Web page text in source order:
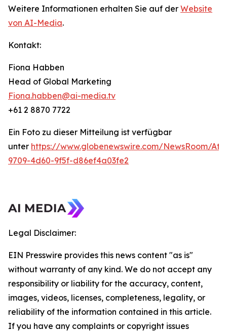
Weitere Informationen erhalten Sie auf der Website
von AI-Media.
Kontakt:
Fiona Habben
Head of Global Marketing
Fiona.habben@ai-media.tv
+61 2 8870 7722
Ein Foto zu dieser Mitteilung ist verfügbar
unter https://www.globenewswire.com/NewsRoom/
9709-4d60-9f5f-d86ef4a03fe2
Legal Disclaimer:
EIN Presswire provides this news content "as is"
without warranty of any kind. We do not accept any
responsibility or liability for the accuracy, content,
images, videos, licenses, completeness, legality, or
reliability of the information contained in this article.
If you have any complaints or copyright issues